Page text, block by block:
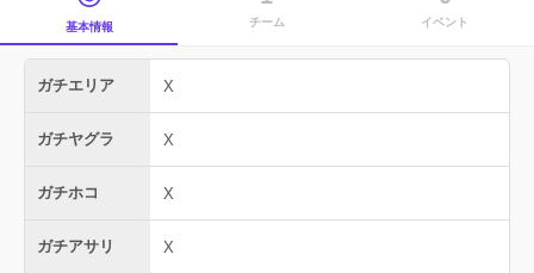
基本情報 チーム イベント
ガチエリア X
ガチヤグラ X
ガチホコ X
ガチアサリ X